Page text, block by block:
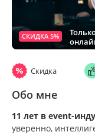
СКИДКА 5%
Скидка
Обо мне
11 лет в event-
уверенно,